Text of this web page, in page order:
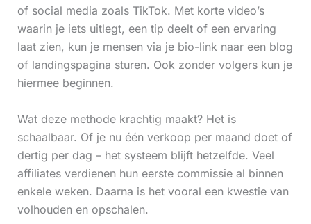
of social media zoals TikTok. Met korte video’s
waarin je iets uitlegt, een tip deelt of een ervaring
laat zien, kun je mensen via je bio-link naar een blog
of landingspagina sturen. Ook zonder volgers kun je
hiermee beginnen.
Wat deze methode krachtig maakt? Het is
schaalbaar. Of je nu één verkoop per maand doet of
dertig per dag – het systeem blijft hetzelfde. Veel
affiliates verdienen hun eerste commissie al binnen
enkele weken. Daarna is het vooral een kwestie van
volhouden en opschalen.